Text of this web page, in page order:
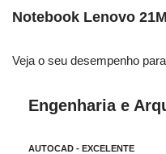
Notebook Lenovo
Veja o seu desempenho
Engenharia e
AUTOCAD - EXCELENTE